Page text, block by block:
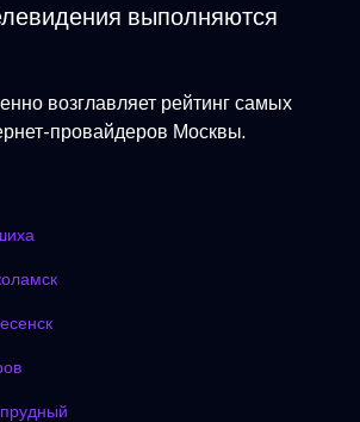
выполняются
возглавляет рейтинг самых
провайдеров Москвы.